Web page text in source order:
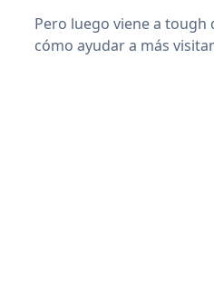
Pero luego viene a tough
cómo ayudar a más